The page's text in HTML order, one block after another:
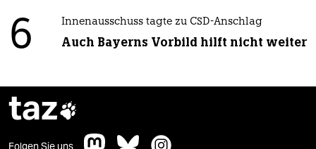
6 Innenausschuss tagte zu CSD-Anschlag
Auch Bayerns Vorbild hilft nicht weiter
taz
Folgen Sie uns